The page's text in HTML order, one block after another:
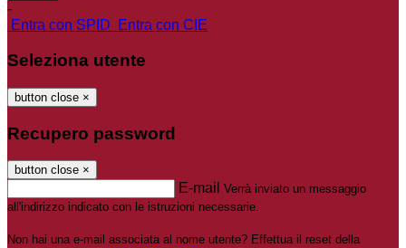
-
Entra con SPID
Entra con CIE
Seleziona utente
button close ×
Recupero password
button close ×
E-mail Verrà inviato un messaggio
all'indirizzo indicato con le istruzioni necessarie.
Non hai una e-mail associata al nome utente? Effettua il reset della